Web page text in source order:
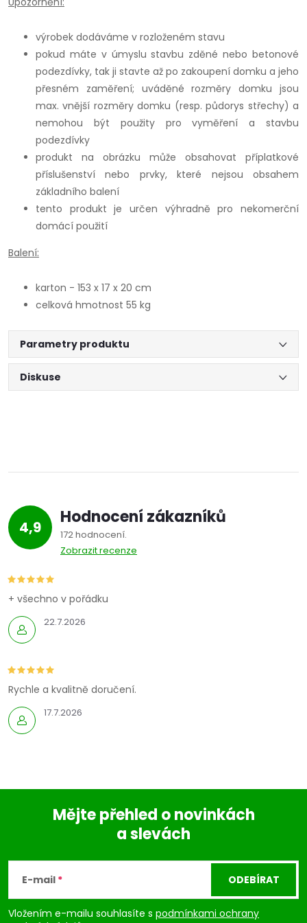
výrobek dodáváme v rozloženém stavu
pokud máte v úmyslu stavbu zděné nebo betonové
podezdívky, tak ji stavte až po zakoupení domku a jeho
přesném zaměření; uváděné rozměry domku jsou
max. vnější rozměry domku (resp. půdorys střechy) a
nemohou být použity pro vyměření a stavbu
podezdívky
produkt na obrázku může obsahovat příplatkové
příslušenství nebo prvky, které nejsou obsahem
základního balení
tento produkt je určen výhradně pro nekomerční
domácí použití
Balení:
karton - 153 x 17 x 20 cm
celková hmotnost 55 kg
Parametry produktu
Diskuse
4,9 Hodnocení zákazníků
172 hodnocení
Zobrazit recenze
22.7.2026
+ všechno v pořádku
17.7.2026
Rychle a kvalitně doručení.
p
Mějte přehled o novinkách
a slevách
E-mail
Vložením e-mailu souhlasíte s podmínkami ochrany
ODEBÍRAT